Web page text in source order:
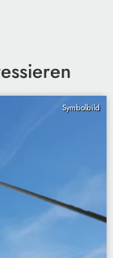
Symbolbild